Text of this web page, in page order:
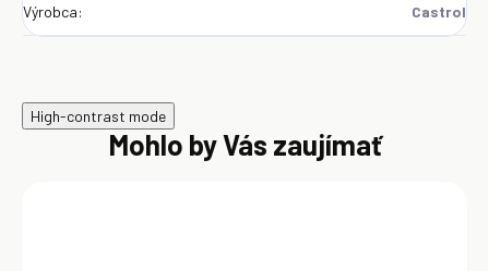
Výrobca: Castrol
High-contrast mode
Mohlo by Vás zaujímať